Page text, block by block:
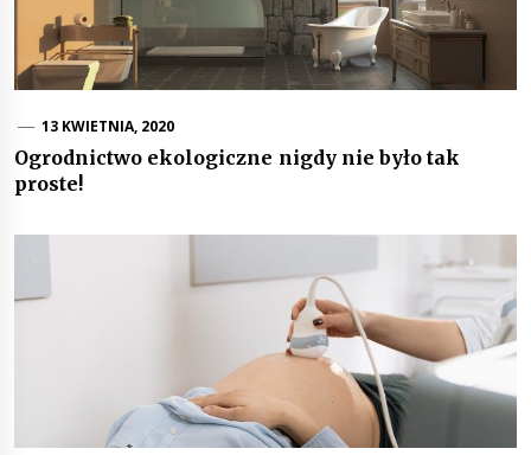
13 KWIETNIA, 2020
Ogrodnictwo ekologiczne nigdy nie było tak
proste!